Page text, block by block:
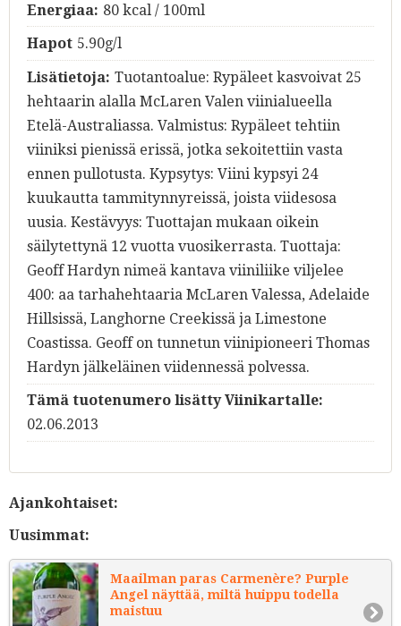
Energiaa: 80 kcal / 100ml
Hapot 5.90g/l
Lisätietoja: Tuotantoalue: Rypäleet kasvoivat 25
hehtaarin alalla McLaren Valen viinialueella
Etelä-Australiassa. Valmistus: Rypäleet tehtiin
viiniksi pienissä erissä, jotka sekoitettiin vasta
ennen pullotusta. Kypsytys: Viini kypsyi 24
kuukautta tammitynnyreissä, joista viidesosa
uusia. Kestävyys: Tuottajan mukaan oikein
säilytettynä 12 vuotta vuosikerrasta. Tuottaja:
Geoff Hardyn nimeä kantava viiniliike viljelee
400: aa tarhahehtaaria McLaren Valessa, Adelaide
Hillsissä, Langhorne Creekissä ja Limestone
Coastissa. Geoff on tunnetun viinipioneeri Thomas
Hardyn jälkeläinen viidennessä polvessa.
Tämä tuotenumero lisätty Viinikartalle:
02.06.2013
Ajankohtaiset:
Uusimmat:
Maailman paras Carmenère? Purple
Angel näyttää, miltä huippu todella
maistuu